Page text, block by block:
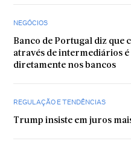
NEGÓCIOS
Banco de Portugal diz que
através de intermediários é
diretamente nos bancos
REGULAÇÃO E TENDÊNCIAS
Trump insiste em juros